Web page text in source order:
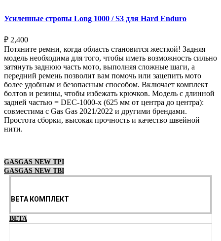
Усиленные стропы Long 1000 / S3 для Hard Enduro
₽ 2,400
Потяните ремни, когда область становится жесткой! Задняя
модель необходима для того, чтобы иметь возможность сильно
затянуть заднюю часть мото, выполняя сложные шаги, а
передний ремень позволит вам помочь или зацепить мото
более удобным и безопасным способом. Включает комплект
болтов и резины, чтобы избежать крючков. Модель с длинной
задней частью = DEC-1000-x (625 мм от центра до центра):
совместима с Gas Gas 2021/2022 и другими брендами.
Простота сборки, высокая прочность и качество швейной
нити.
GASGAS NEW TPI
GASGAS NEW TBI
BETA КОМПЛЕКТ
BETA